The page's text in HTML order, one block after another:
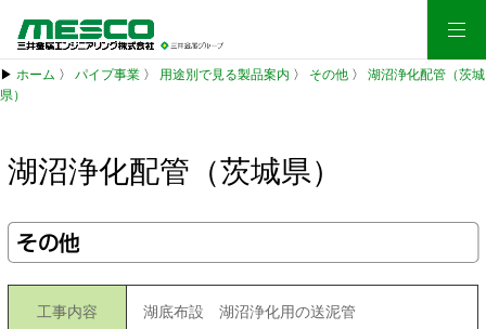
▶ ホーム 〉 パイプ事業 〉 用途別で見る製品案内 〉 その他 〉 湖沼浄化配管（茨城
県）
湖沼浄化配管（茨城県）
その他
工事内容 湖底布設 湖沼浄化用の送泥管